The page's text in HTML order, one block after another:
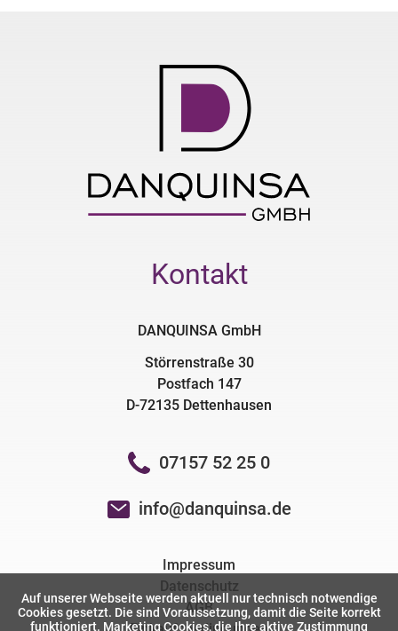
Kontakt
DANQUINSA GmbH
Störrenstraße 30
Postfach 147
D-72135 Dettenhausen
07157 52 25 0
info@danquinsa.de
Impressum
Datenschutz
AGB
Auf unserer Webseite werden aktuell nur technisch notwendige
Cookies gesetzt. Die sind Voraussetzung, damit die Seite korrekt
funktioniert. Marketing Cookies, die Ihre aktive Zustimmung